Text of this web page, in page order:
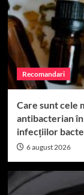
Recomandari
Care sunt cele
antibacterian
infecțiilor
6 august 2026